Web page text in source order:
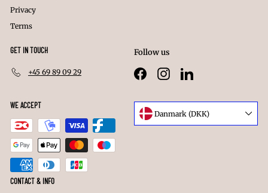
Privacy
Terms
GET IN TOUCH
+45 69 89 09 29
Follow us
FacebookInstagramLinkedIn
WE ACCEPT Language
Danmark (DKK)
CONTACT & INFO